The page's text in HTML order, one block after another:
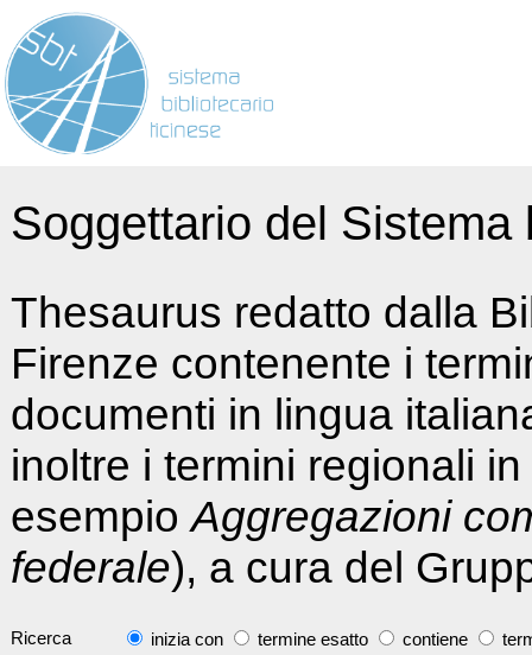
Soggettario del
Thesaurus redatto dalla
Firenze contenente i
documenti in lingua
inoltre i termini regionali
esempioAggregazioni
federale), a cura del
Ricerca inizia con termine esatto contiene